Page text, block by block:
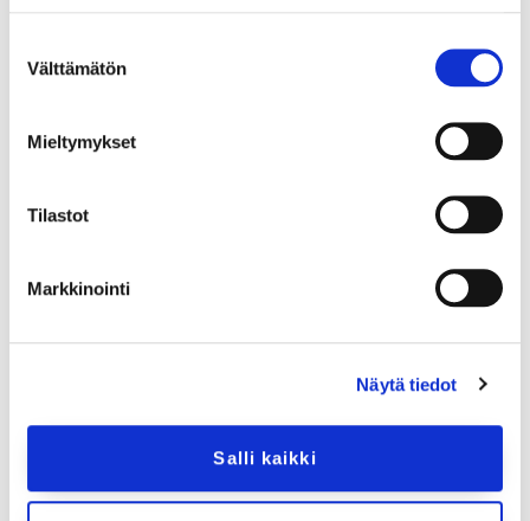
valinta
Välttämätön
Mieltymykset
Tilastot
Markkinointi
Näytä tiedot
Salli kaikki